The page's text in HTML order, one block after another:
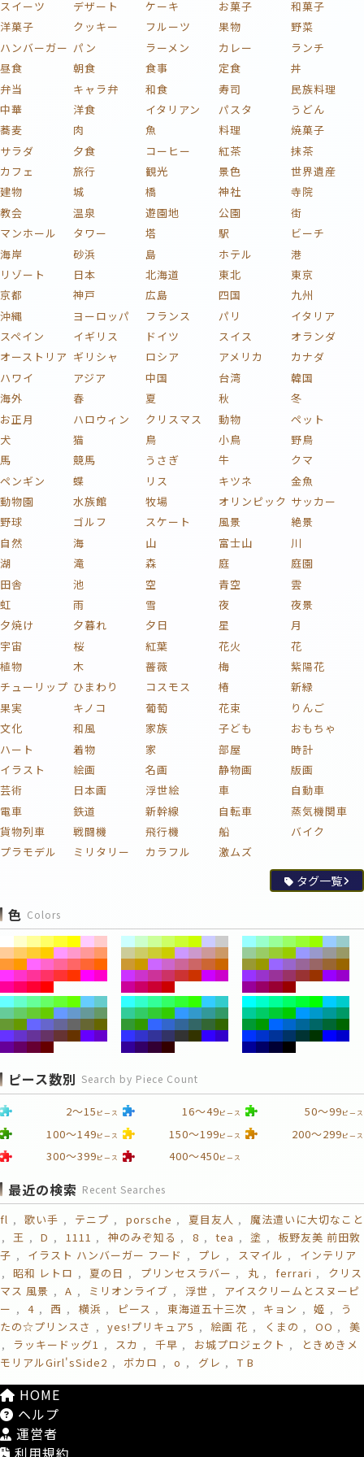
スイーツ デザート ケーキ お菓子
和菓子
洋菓子
クッキー フルーツ 果物
野菜
ハンバーガー パン ラーメン カレー
ランチ
昼食
朝食 食事 定食
丼
弁当
キャラ弁 和食 寿司
民族料理
中華
洋食 イタリアン パスタ
うどん
蕎麦
肉 魚 料理
焼菓子
サラダ
夕食 コーヒー 紅茶
抹茶
カフェ
旅行 観光 景色
世界遺産
建物
城 橋 神社
寺院
教会
温泉 遊園地 公園
街
マンホール
タワー 塔 駅
ビーチ
海岸
砂浜 島 ホテル
港
リゾート
日本 北海道 東北
東京
京都
神戸 広島 四国
九州
沖縄
ヨーロッパ フランス パリ
イタリア
スペイン
イギリス ドイツ スイス
オランダ
オーストリア ギリシャ ロシア アメリカ
カナダ
ハワイ
アジア 中国 台湾
韓国
海外
春 夏 秋
冬
お正月
ハロウィン クリスマス 動物
ペット
犬
猫 鳥 小鳥
野鳥
馬
競馬 うさぎ 牛
クマ
ペンギン
蝶 リス キツネ
金魚
動物園
水族館 牧場 オリンピック サッカー
野球
ゴルフ スケート 風景
絶景
自然
海 山 富士山
川
湖
滝 森 庭
庭園
田舎
池 空 青空
雲
虹
雨 雪 夜
夜景
夕焼け
夕暮れ 夕日 星
月
宇宙
桜 紅葉 花火
花
植物
木 薔薇 梅
紫陽花
チューリップ ひまわり コスモス 椿
新緑
果実
キノコ 葡萄 花束
りんご
文化
和風 家族 子ども
おもちゃ
ハート
着物 家 部屋
時計
イラスト
絵画 名画 静物画
版画
芸術
日本画 浮世絵 車
自動車
電車
鉄道 新幹線 自転車
蒸気機関車
貨物列車
戦闘機 飛行機 船
バイク
プラモデル
ミリタリー カラフル 激ムズ
タグ一覧
色 Colors
ピース数別 Search by Piece Count
2～15 ピース 16～49ピース 50～99ピース
100～149ピース 150～199ピース 200～299ピース
300～399ピース 400～450ピース
最近の検索 Recent Searches
fl 歌い手 テニプ porsche 夏目友人
魔法遣いに大切なこと
王
D 1111 神のみぞ知る 8 tea 塗
板野友美 前田敦
子
イラスト ハンバーガー フード プレ スマイル
インテリア
昭和 レトロ
夏の日 プリンセスラバー 丸 ferrari
クリス
マス 風景
A ミリオンライブ 浮世
アイスクリームとスヌーピ
ー
4 西 横浜 ピース 東海道五十三次 キョン 姬
う
たの☆プリンスさ
yes!プリキュア5 絵画 花 くまの OO
美
ラッキードッグ1
スカ 千早 お城プロジェクト
ときめきメ
モリアルGirl'sSide2
ボカロ o グレ T B
HOME
ヘルプ
運営者